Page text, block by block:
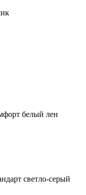
белый лен
светло-серый